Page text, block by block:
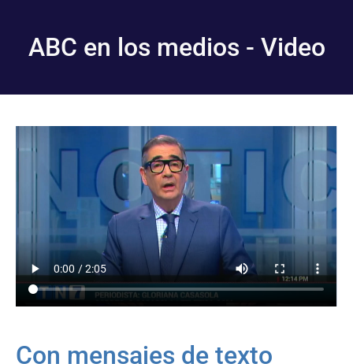
ABC en los medios - Video
Con mensajes de texto